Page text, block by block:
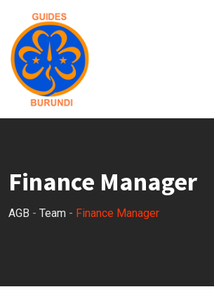
content
Finance Manager
AGB - Team - Finance Manager